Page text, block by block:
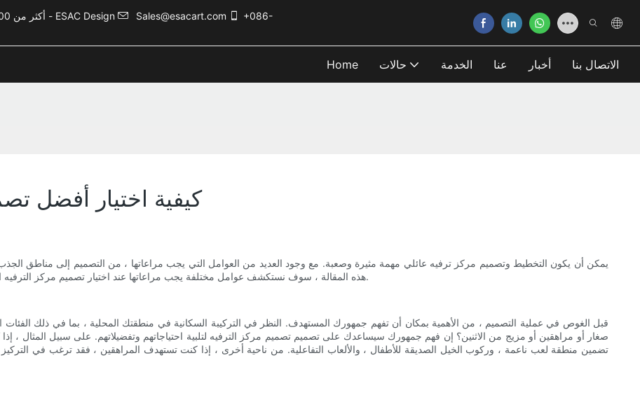
أكثر من 5000 حالة تصميم ترفيهي، وأكثر من 20 عامًا من الخبرة في صناعة الترفيه - ESAC Design Sales@esacart.com
+086-
Home حالات الخدمة عنا أخبار الاتصال بنا
كيفية اختيار أفضل
يمكن أن يكون التخطيط وتصميم مركز ترفيه عائلي مهمة مثيرة وصعبة. مع وجود العديد من العوامل التي يجب مراعاتها ، من التصميم إلى مناطق
هذه المقالة ، سوف نستكشف عوامل مختلفة يجب مراعاتها عند اختيار تصميم مركز الترفيه العائلي الذي سوف يروق لجمهورك المستهدف ويميزك عن المنافسة.
قبل الغوص في عملية التصميم ، من الأهمية بمكان أن تفهم جمهورك المستهدف. النظر في التركيبة السكانية في منطقتك المحلية ، بما في ذلك
صغار أو مراهقين أو مزيج من الاثنين؟ إن فهم جمهورك سيساعدك على تصميم تصميم مركز الترفيه لتلبية احتياجاتهم وتفضيلاتهم. على سبيل المثال ،
تضمين منطقة لعب ناعمة ، وركوب الخيل الصديقة للأطفال ، والألعاب التفاعلية. من ناحية أخرى ، إذا كنت تستهدف المراهقين ، فقد ترغب في